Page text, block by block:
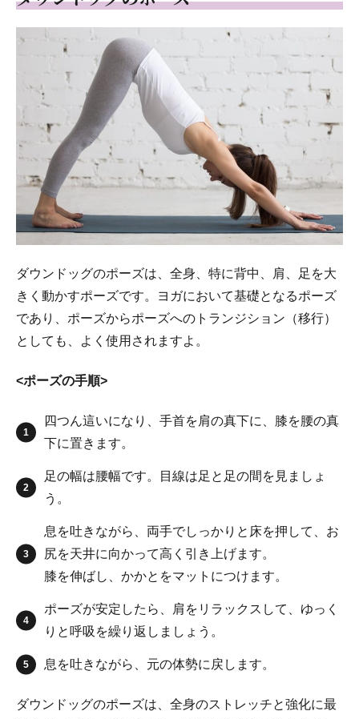
ダウンドッグのポーズは、全身、特に背中、肩、足を大
きく動かすポーズです。ヨガにおいて基礎となるポーズ
であり、ポーズからポーズへのトランジション（移行）
としても、よく使用されますよ。
<ポーズの手順>
四つん這いになり、手首を肩の真下に、膝を腰の真
下に置きます。
足の幅は腰幅です。目線は足と足の間を見ましょ
う。
息を吐きながら、両手でしっかりと床を押して、お
尻を天井に向かって高く引き上げます。
膝を伸ばし、かかとをマットにつけます。
ポーズが安定したら、肩をリラックスして、ゆっく
りと呼吸を繰り返しましょう。
息を吐きながら、元の体勢に戻します。
ダウンドッグのポーズは、全身のストレッチと強化に最